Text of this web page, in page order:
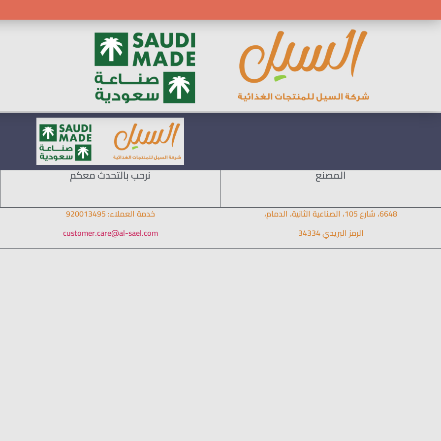
المصنع
6648، شارع 105، الصناعية الثانية، الدمام،
الرمز البريدي 34334
نرحب بالتحدث معكم
خدمة العملاء: 920013495
customer.care@al-sael.com